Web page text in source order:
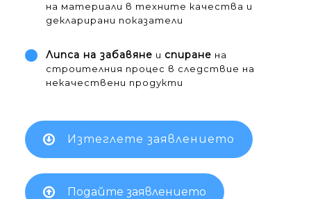
на материали в техните качества и
декларирани показатели
Липса на забавяне и спиране на
строителния процес в следствие на
некачествени продукти
Изтеглете заявлението
Подайте заявлението